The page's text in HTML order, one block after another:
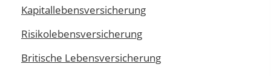
Kapitallebensversicherung
Risikolebensversicherung
Britische Lebensversicherung